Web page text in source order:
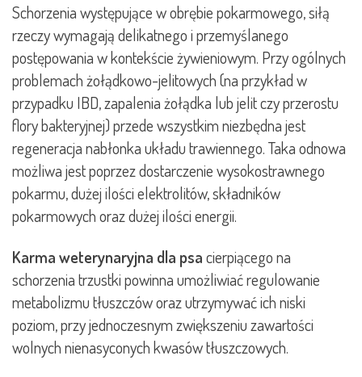
Schorzenia występujące w obrębie pokarmowego, siłą
rzeczy wymagają delikatnego i przemyślanego
postępowania w kontekście żywieniowym. Przy ogólnych
problemach żołądkowo-jelitowych (na przykład w
przypadku IBD, zapalenia żołądka lub jelit czy przerostu
flory bakteryjnej) przede wszystkim niezbędna jest
regeneracja nabłonka układu trawiennego. Taka odnowa
możliwa jest poprzez dostarczenie wysokostrawnego
pokarmu, dużej ilości elektrolitów, składników
pokarmowych oraz dużej ilości energii.
Karma weterynaryjna dla psacierpiącego na
schorzenia trzustki powinna umożliwiać regulowanie
metabolizmu tłuszczów oraz utrzymywać ich niski
poziom, przy jednoczesnym zwiększeniu zawartości
wolnych nienasyconych kwasów tłuszczowych.